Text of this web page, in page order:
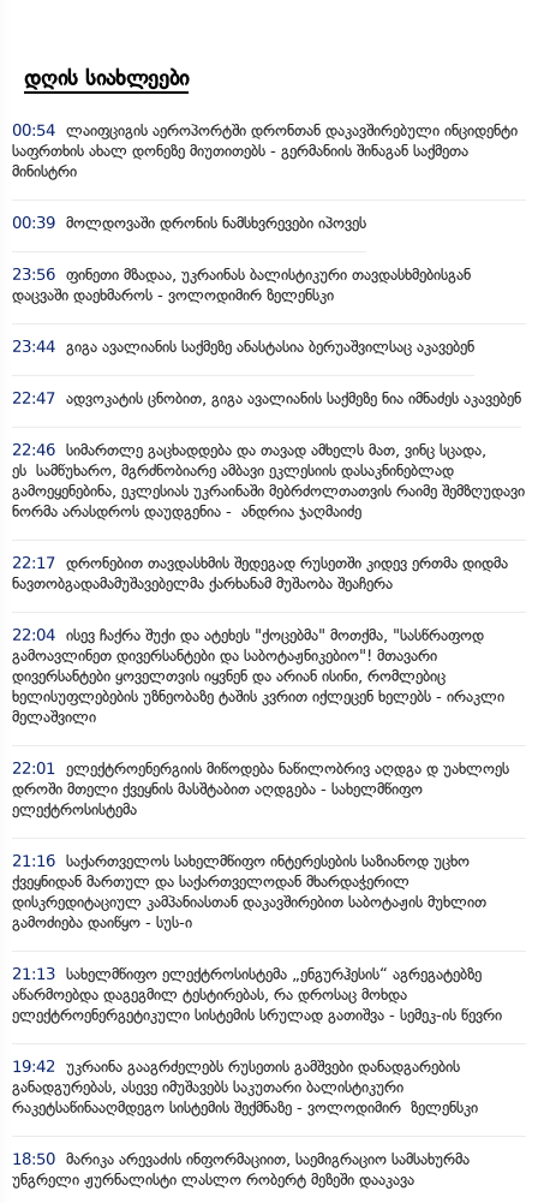
დღის სიახლეები
00:54 ლაიფციგის აეროპორტში დრონთან დაკავშირებული ინციდენტი
საფრთხის ახალ დონეზე მიუთითებს - გერმანიის შინაგან საქმეთა
მინისტრი
00:39 მოლდოვაში დრონის ნამსხვრევები იპოვეს
23:56 ფინეთი მზადაა, უკრაინას ბალისტიკური თავდასხმებისგან
დაცვაში დაეხმაროს - ვოლოდიმირ ზელენსკი
23:44 გიგა ავალიანის საქმეზე ანასტასია ბერუაშვილსაც აკავებენ
22:47 ადვოკატის ცნობით, გიგა ავალიანის საქმეზე ნია იმნაძეს აკავებენ
22:46 სიმართლე გაცხადდება და თავად ამხელს მათ, ვინც სცადა,
ეს სამწუხარო, მგრძნობიარე ამბავი ეკლესიის დასაკნინებლად
გამოეყენებინა, ეკლესიას უკრაინაში მებრძოლთათვის რაიმე შემზღუდავი
ნორმა არასდროს დაუდგენია - ანდრია ჯაღმაიძე
22:17 დრონებით თავდასხმის შედეგად რუსეთში კიდევ ერთმა დიდმა
ნავთობგადამამუშავებელმა ქარხანამ მუშაობა შეაჩერა
22:04 ისევ ჩაქრა შუქი და ატეხეს "ქოცებმა" მოთქმა, "სასწრაფოდ
გამოავლინეთ დივერსანტები და საბოტაჟნიკებიო"! მთავარი
დივერსანტები ყოველთვის იყვნენ და არიან ისინი, რომლებიც
ხელისუფლებების უზნეობაზე ტაშის კვრით იქლეცენ ხელებს - ირაკლი
მელაშვილი
22:01
ელექტროენერგიის მიწოდება ნაწილობრივ აღდგა დ უახლოეს
დროში მთელი ქვეყნის მასშტაბით აღდგება - სახელმწიფო
ელექტროსისტემა
21:16 საქართველოს სახელმწიფო ინტერესების საზიანოდ უცხო
ქვეყნიდან მართულ და საქართველოდან მხარდაჭერილ
დისკრედიტაციულ კამპანიასთან დაკავშირებით საბოტაჟის მუხლით
გამოძიება დაიწყო - სუს-ი
21:13 სახელმწიფო ელექტროსისტემა „ენგურჰესის“ აგრეგატებზე
აწარმოებდა დაგეგმილ ტესტირებას, რა დროსაც მოხდა
ელექტროენერგეტიკული სისტემის სრულად გათიშვა - სემეკ-ის წევრი
19:42
უკრაინა გააგრძელებს რუსეთის გამშვები დანადგარების
განადგურებას, ასევე იმუშავებს საკუთარი ბალისტიკური
რაკეტსაწინააღმდეგო სისტემის შექმნაზე - ვოლოდიმირ ზელენსკი
18:50 მარიკა არევაძის ინფორმაციით, საემიგრაციო სამსახურმა
უნგრელი ჟურნალისტი ლასლო რობერტ მეზეში დააკავა